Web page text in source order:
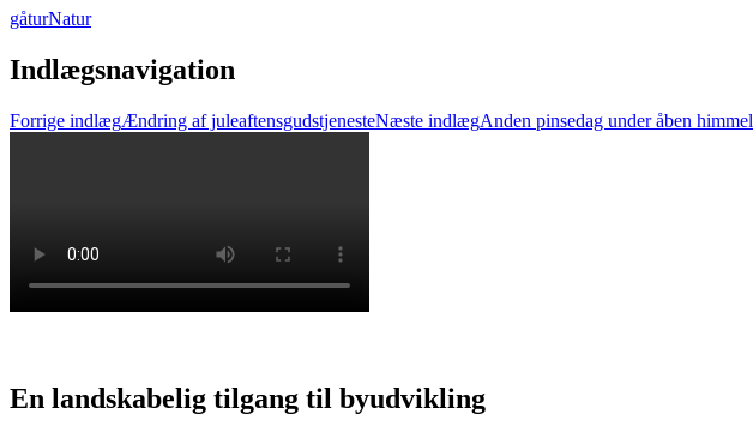
gåturNatur
Indlægsnavigation
Forrige indlægÆndring af juleaftensgudstjenesteNæste indlægAnden pinsedag under åben himmel
En landskabelig tilgang til byudvikling